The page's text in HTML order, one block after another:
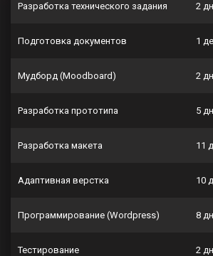
Разработка технического задания 2
Подготовка документов 1
Мудборд (Moodboard) 2
Разработка прототипа 5
Разработка макета 11
Адаптивная верстка 10
Программирование (Wordpress) 8
Тестирование 2